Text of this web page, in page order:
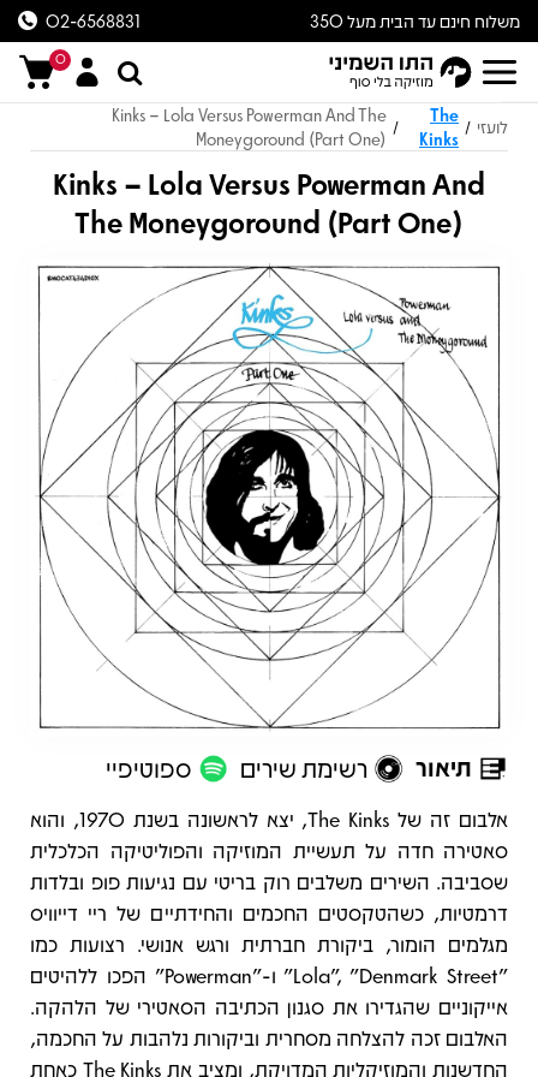
משלוח חינם עד הבית מעל 350
ש״ח
02-6568831
0
לועזי /
The
Kinks
/
Kinks – Lola Versus Powerman And The
Moneygoround (Part One)
Kinks – Lola Versus Powerman And
The Moneygoround (Part One)
תיאור רשימת שירים ספוטיפיי
תיאור
אלבום זה של The Kinks, יצא לראשונה בשנת 1970, והוא
סאטירה חדה על תעשיית המוזיקה והפוליטיקה הכלכלית
שסביבה. השירים משלבים רוק בריטי עם נגיעות פופ ובלדות
דרמטיות, כשהטקסטים החכמים והחידתיים של ריי דייוויס
מגלמים הומור, ביקורת חברתית ורגש אנושי. רצועות כמו
"Lola", "Denmark Street" ו-"Powerman" הפכו ללהיטים
אייקוניים שהגדירו את סגנון הכתיבה הסאטירי של הלהקה.
האלבום זכה להצלחה מסחרית וביקורות נלהבות על החכמה,
החדשנות והמוזיקליות המדויקת, ומציב את The Kinks כאחת